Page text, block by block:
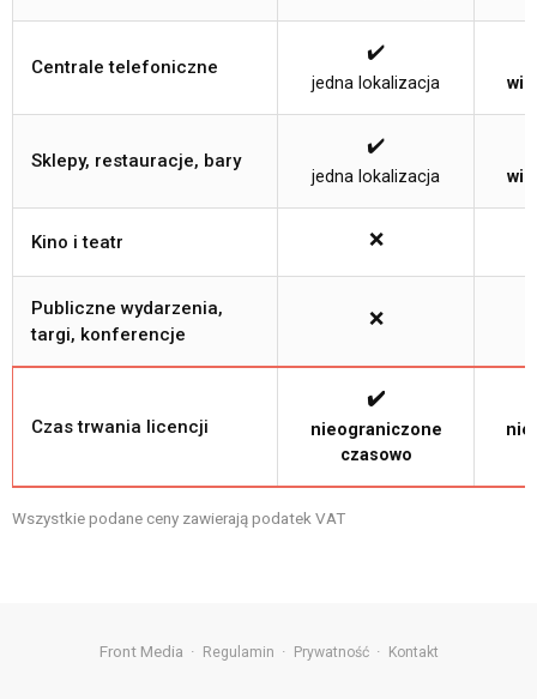
Centrale telefoniczne
✔️
jedna lokalizacja
Sklepy, restauracje, bary
✔️
jedna lokalizacja
Kino i teatr ❌
Publiczne wydarzenia,
targi, konferencje
❌
Czas trwania licencji
✔️
nieograniczone
czasowo
Wszystkie podane ceny zawierają podatek VAT
Front Media · Regulamin · Prywatność· Kontakt